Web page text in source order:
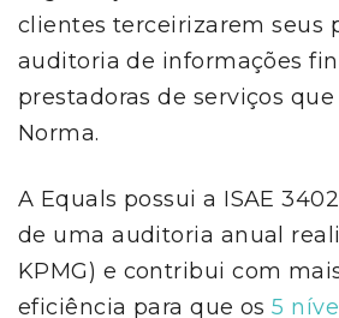
clientes terceirizarem seus
auditoria de informações
prestadoras de serviços
Norma.
A Equals possui a ISAE
de uma auditoria anual
KPMG) e contribui com
eficiência para que os5